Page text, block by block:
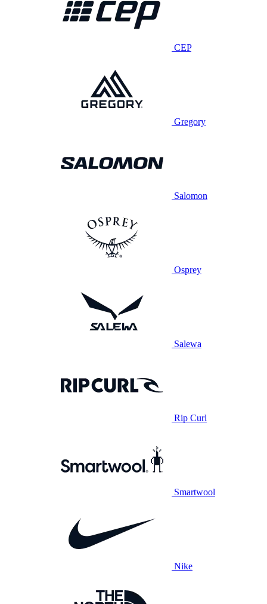
CEP
Gregory
Salomon
Osprey
Salewa
Rip Curl
Smartwool
Nike